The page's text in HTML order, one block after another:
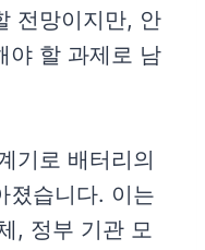
전망이지만, 안
야 할 과제로 남
기로 배터리의
졌습니다. 이는
, 정부 기관 모